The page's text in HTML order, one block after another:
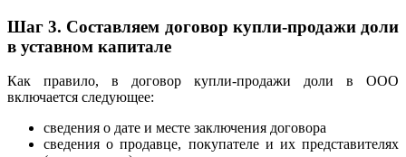
Шаг 3. Составляем договор купли-продажи доли
в уставном капитале
Как правило, в договор купли-продажи доли в ООО
включается следующее:
сведения о дате и месте заключения договора
сведения о продавце, покупателе и их представителях